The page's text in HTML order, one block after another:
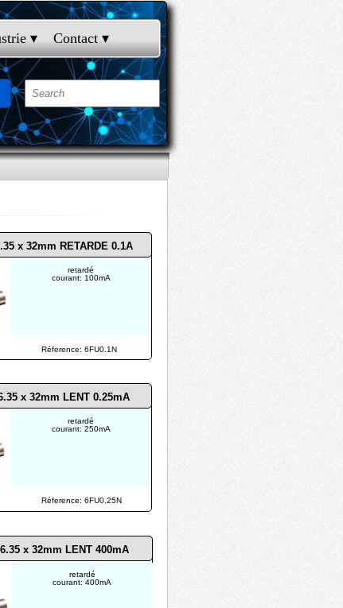
▾ Contact ▾
retardé
courant: 250mA
Réference: 6FU0.25N
x 32mm LENT 0.25mA
x 32mm LENT 400mA
retardé
courant: 400mA
Réference: 6FU0.1N
x 32mm RETARDE 0.1A
retardé
courant: 100mA